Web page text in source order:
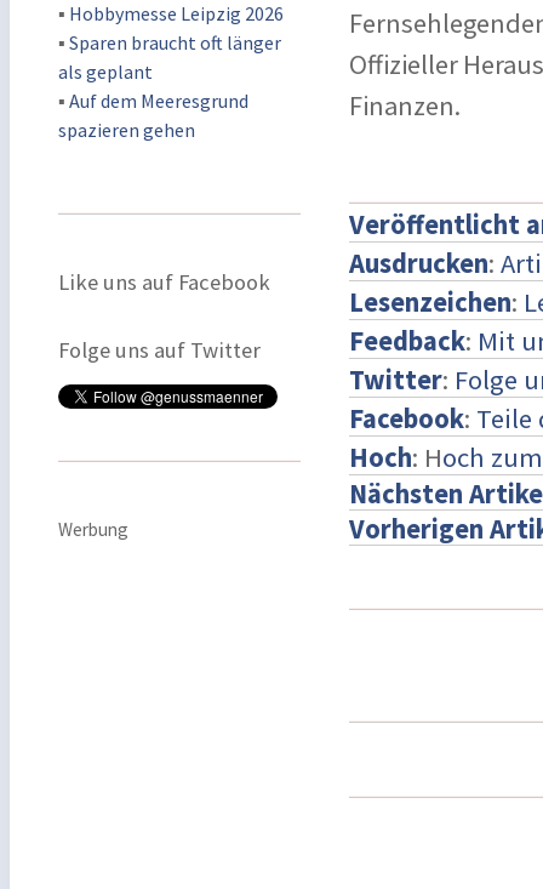
▪ Hobbymesse Leipzig 2026
▪ Sparen braucht oft länger
als geplant
▪ Auf dem Meeresgrund
spazieren gehen
Like uns auf Facebook
Folge uns auf Twitter
Werbung
Offizieller
Finanzen.
Veröffentlicht
Ausdrucken:
Lesenzeichen:
Feedback: Mit
Twitter: Folge
Facebook: Teile
Hoch: Hoch
Nächsten
Vorherigen